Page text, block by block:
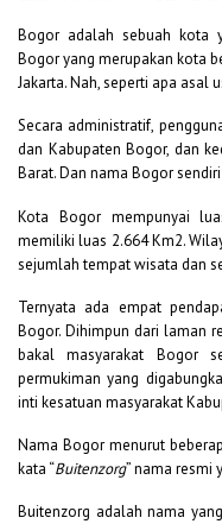
Bogor adalah sebuah kota
Bogor yang merupakan kota
Jakarta. Nah, seperti apa asal
Secara administratif,
dan Kabupaten Bogor, dan
Barat. Dan nama Bogor
Kota Bogor mempunyai
memiliki luas 2.664 Km2.
sejumlah tempat wisata dan
Ternyata ada empat
Bogor. Dihimpun dari laman
bakal masyarakat Bogor
permukiman yang
inti kesatuan masyarakat
Nama Bogor menurut
kata “Buitenzorg” nama resmi
Buitenzorg adalah nama